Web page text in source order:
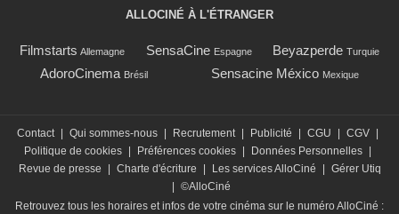
ALLOCINÉ À L'ÉTRANGER
Filmstarts Allemagne SensaCine Espagne Beyazperde Turquie
AdoroCinema Brésil Sensacine México Mexique
Contact Qui sommes-nous Recrutement Publicité CGU CGV
Politique de cookies
Préférences cookies Données Personnelles
Revue de presse
Charte d'écriture Les services AlloCiné
Gérer Utiq
©AlloCiné
Retrouvez tous les horaires et infos de votre cinéma sur le numéro AlloCiné :